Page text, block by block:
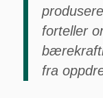
forteller
fra